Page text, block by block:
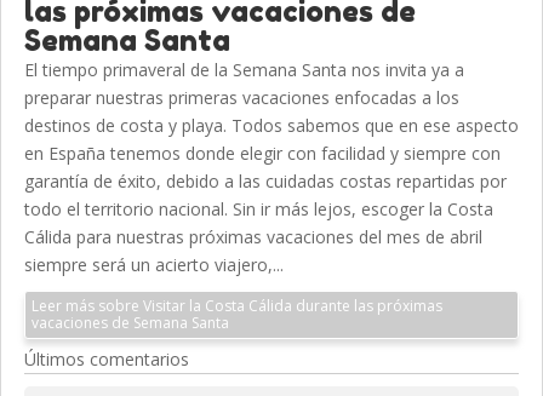
las próximas vacaciones de
Semana Santa
El tiempo primaveral de la Semana Santa nos invita ya a
preparar nuestras primeras vacaciones enfocadas a los
destinos de costa y playa. Todos sabemos que en ese aspecto
en España tenemos donde elegir con facilidad y siempre con
garantía de éxito, debido a las cuidadas costas repartidas por
todo el territorio nacional. Sin ir más lejos, escoger la Costa
Cálida para nuestras próximas vacaciones del mes de abril
siempre será un acierto viajero,...
Leer más sobre Visitar la Costa Cálida durante las próximas
vacaciones de Semana Santa
Últimos comentarios